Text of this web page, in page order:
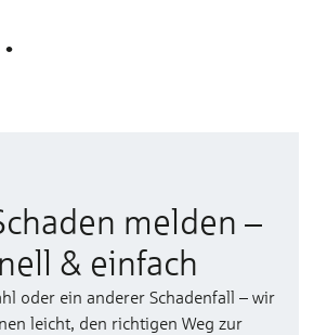
melden –
& einfach
oder ein anderer Schadenfall – wir
leicht, den richtigen Weg zur